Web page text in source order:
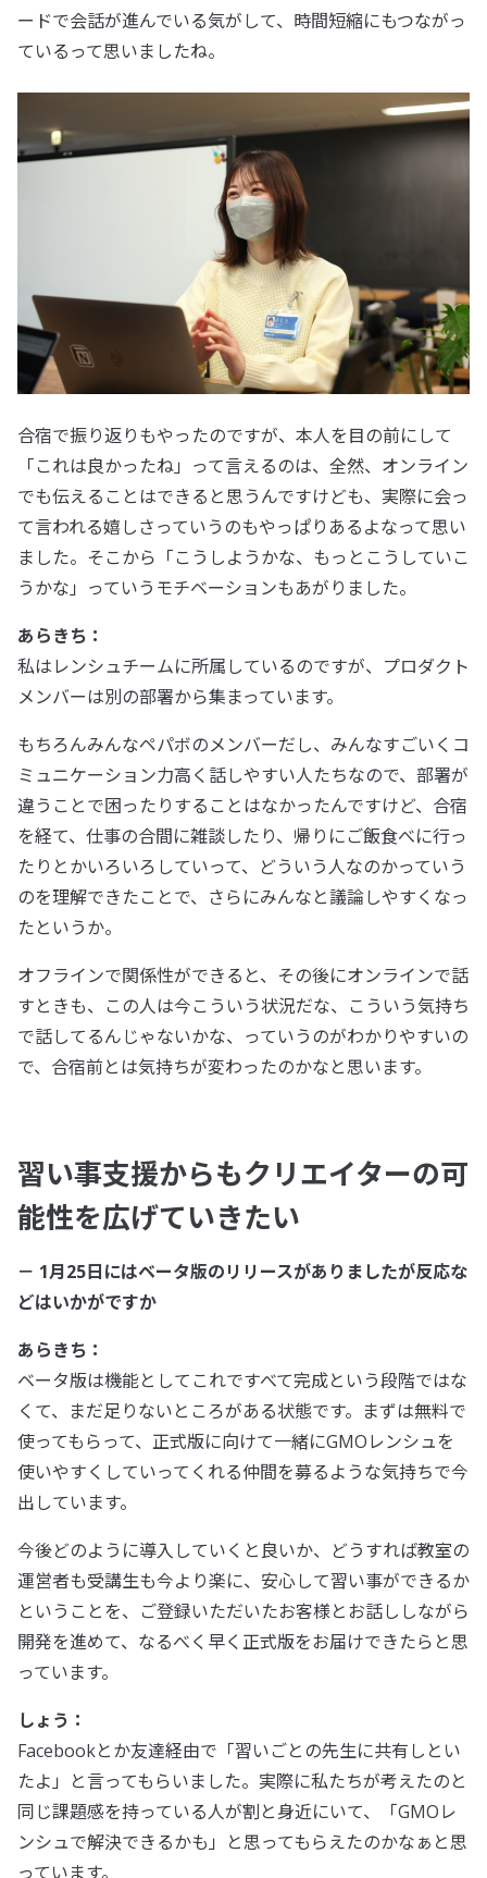
ードで会話が進んでいる気がして、時間短縮にもつながっ
ているって思いましたね。
合宿で振り返りもやったのですが、本人を目の前にして
「これは良かったね」って言えるのは、全然、オンライン
でも伝えることはできると思うんですけども、実際に会っ
て言われる嬉しさっていうのもやっぱりあるよなって思い
ました。そこから「こうしようかな、もっとこうしていこ
うかな」っていうモチベーションもあがりました。
あらきち：
私はレンシュチームに所属しているのですが、プロダクト
メンバーは別の部署から集まっています。
もちろんみんなペパボのメンバーだし、みんなすごいくコ
ミュニケーション力高く話しやすい人たちなので、部署が
違うことで困ったりすることはなかったんですけど、合宿
を経て、仕事の合間に雑談したり、帰りにご飯食べに行っ
たりとかいろいろしていって、どういう人なのかっていう
のを理解できたことで、さらにみんなと議論しやすくなっ
たというか。
オフラインで関係性ができると、その後にオンラインで話
すときも、この人は今こういう状況だな、こういう気持ち
で話してるんじゃないかな、っていうのがわかりやすいの
で、合宿前とは気持ちが変わったのかなと思います。
習い事支援からもクリエイターの可
能性を広げていきたい
－ 1月25日にはベータ版のリリースがありましたが反応な
どはいかがですか
あらきち：
ベータ版は機能としてこれですべて完成という段階ではな
くて、まだ足りないところがある状態です。まずは無料で
使ってもらって、正式版に向けて一緒にGMOレンシュを
使いやすくしていってくれる仲間を募るような気持ちで今
出しています。
今後どのように導入していくと良いか、どうすれば教室の
運営者も受講生も今より楽に、安心して習い事ができるか
ということを、ご登録いただいたお客様とお話ししながら
開発を進めて、なるべく早く正式版をお届けできたらと思
っています。
しょう：
Facebookとか友達経由で「習いごとの先生に共有しとい
たよ」と言ってもらいました。実際に私たちが考えたのと
同じ課題感を持っている人が割と身近にいて、「GMOレ
ンシュで解決できるかも」と思ってもらえたのかなぁと思
っています。